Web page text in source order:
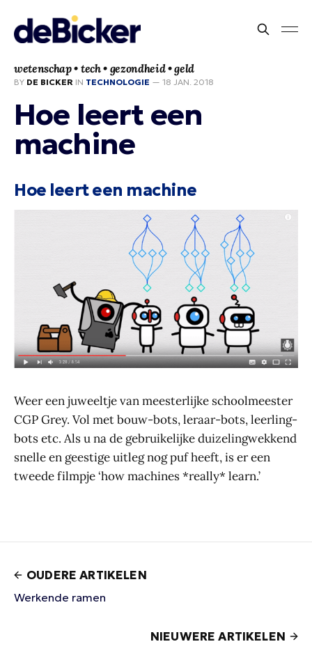
wetenschap • tech • gezondheid • geld
BY DE BICKER IN TECHNOLOGIE — 18 JAN. 2018
Hoe leert een
machine
Hoe leert een machine
Weer een juweeltje van meesterlijke schoolmeester
CGP Grey. Vol met bouw-bots, leraar-bots, leerling-
bots etc. Als u na de gebruikelijke duizelingwekkend
snelle en geestige uitleg nog puf heeft, is er een
tweede filmpje ‘how machines *really* learn.’
OUDERE ARTIKELEN
Werkende ramen
NIEUWERE ARTIKELEN